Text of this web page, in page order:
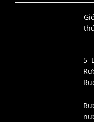
5